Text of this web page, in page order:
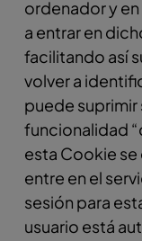
ordenador y
a entrar en
facilitando así
volver a
puede suprimir
funcionalidad
esta Cookie se
entre en el
sesión para
usuario está